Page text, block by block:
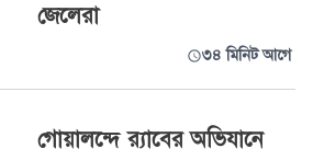
জেলেরা
৩৪ মিনিট আগে
গোয়ালন্দে র‍্যাবের অভিযানে